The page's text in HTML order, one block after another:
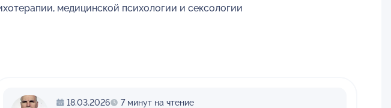
медицинской психологии и сексологии
18.03.2026 7 минут на чтение